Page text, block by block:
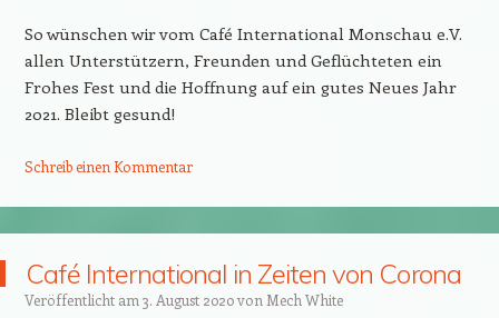
So wünschen wir vom Café International Monschau e.V.
allen Unterstützern, Freunden und Geflüchteten ein
Frohes Fest und die Hoffnung auf ein gutes Neues Jahr
2021. Bleibt gesund!
Schreib einen Kommentar
Café International in Zeiten von Corona
Veröffentlicht am 3. August 2020von Mech White